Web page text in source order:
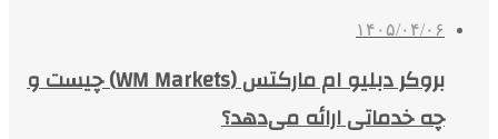
۱۴۰۵/۰۴/۰۶
بروکر دبلیو ام مارکتس (WM Markets) چیست و
چه خدماتی ارائه می‌دهد؟